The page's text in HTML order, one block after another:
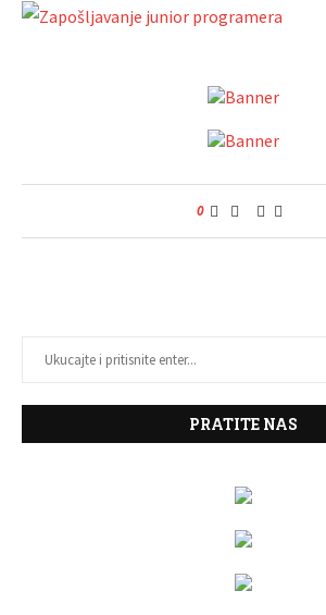
0
PRATITE NAS